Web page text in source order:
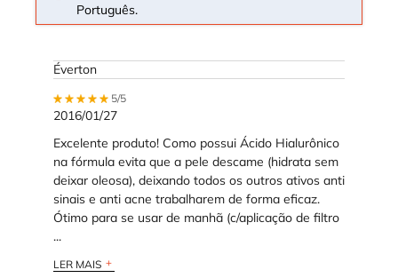
Português.
Éverton
5 out of 5 stars.
5/5
2016/01/27
Excelente produto! Como possui Ácido Hialurônico
na fórmula evita que a pele descame (hidrata sem
deixar oleosa), deixando todos os outros ativos anti
sinais e anti acne trabalharem de forma eficaz.
Ótimo para se usar de manhã (c/aplicação de filtro
...
LER MAIS